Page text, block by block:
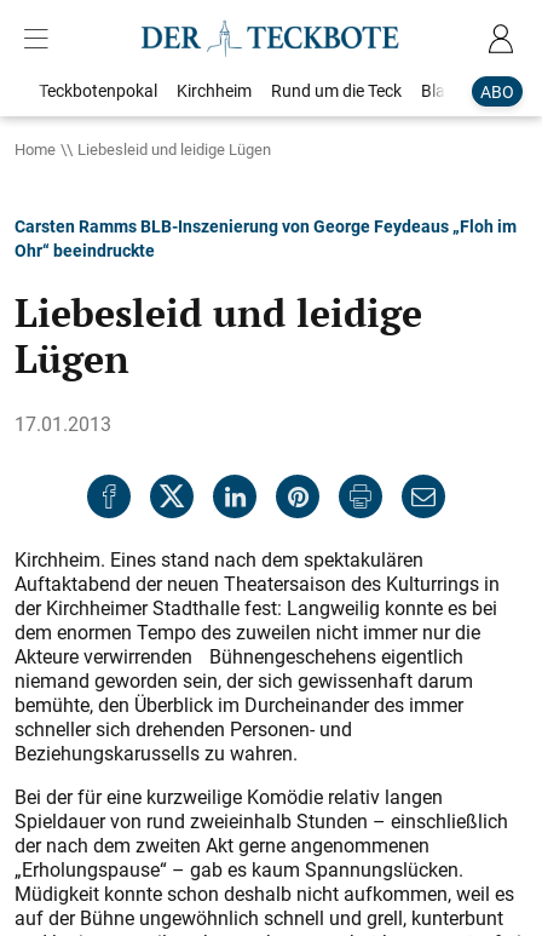
ABO
Teckbotenpokal Kirchheim Rund um die Teck Blaulicht
Home Liebesleid und leidige Lügen
Carsten Ramms BLB-Inszenierung von George Feydeaus „Floh im
Ohr“ beeindruckte
Liebesleid und leidige
Lügen
17.01.2013
Kirchheim. Eines stand nach dem spektakulären
Auftaktabend der neuen Theatersaison des Kulturrings in
der Kirchheimer Stadthalle fest: Langweilig konnte es bei
dem enormen Tempo des zuweilen nicht immer nur die
Akteure verwirrenden Bühnengeschehens eigentlich
niemand geworden sein, der sich gewissenhaft darum
bemühte, den Überblick im Durcheinander des immer
schneller sich drehenden Personen- und
Beziehungskarussells zu wahren.
Bei der für eine kurzweilige Komödie relativ langen
Spieldauer von rund zweieinhalb Stunden – einschließlich
der nach dem zweiten Akt gerne angenommenen
„Erholungspause“ – gab es kaum Spannungslücken.
Müdigkeit konnte schon deshalb nicht aufkommen, weil es
auf der Bühne ungewöhnlich schnell und grell, kunterbunt